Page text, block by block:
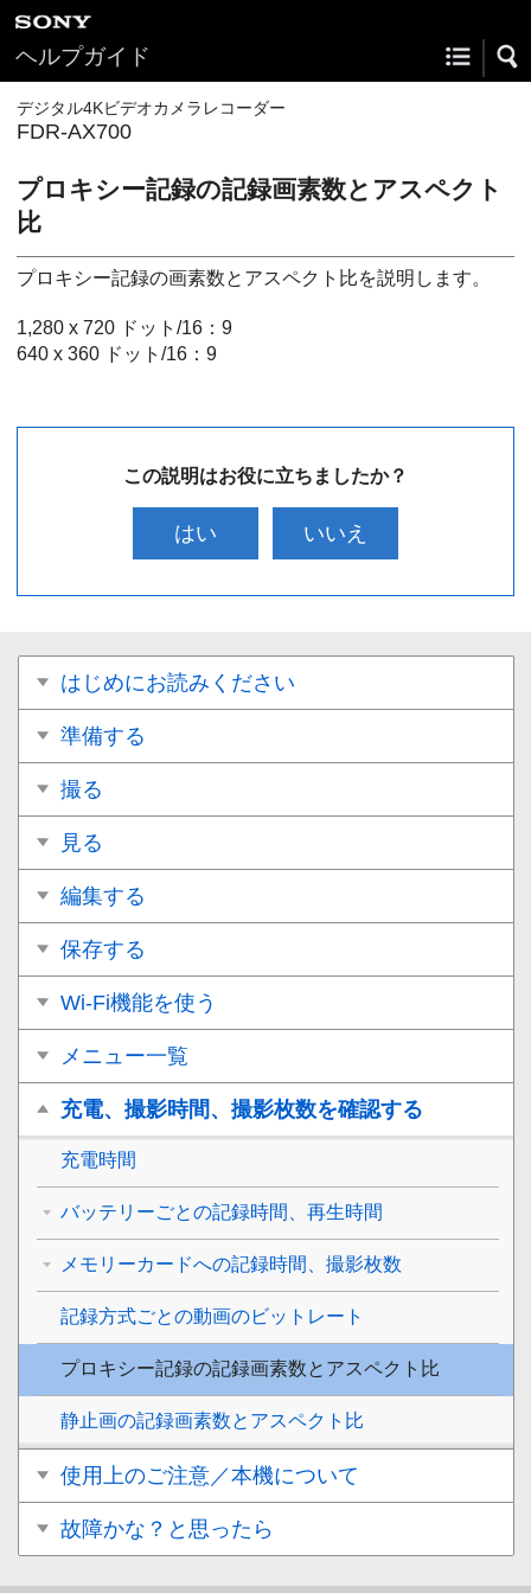
ヘルプガイド
デジタル4Kビデオカメラレコーダー
FDR-AX700
プロキシー記録の記録画素数とアスペクト
比
プロキシー記録の画素数とアスペクト比を説明します。
1,280 x 720 ドット/16：9
640 x 360 ドット/16：9
この説明はお役に立ちましたか？
はい いいえ
はじめにお読みください
準備する
撮る
見る
編集する
保存する
Wi-Fi機能を使う
メニュー一覧
充電、撮影時間、撮影枚数を確認する
充電時間
バッテリーごとの記録時間、再生時間
メモリーカードへの記録時間、撮影枚数
記録方式ごとの動画のビットレート
プロキシー記録の記録画素数とアスペクト比
静止画の記録画素数とアスペクト比
使用上のご注意／本機について
故障かな？と思ったら